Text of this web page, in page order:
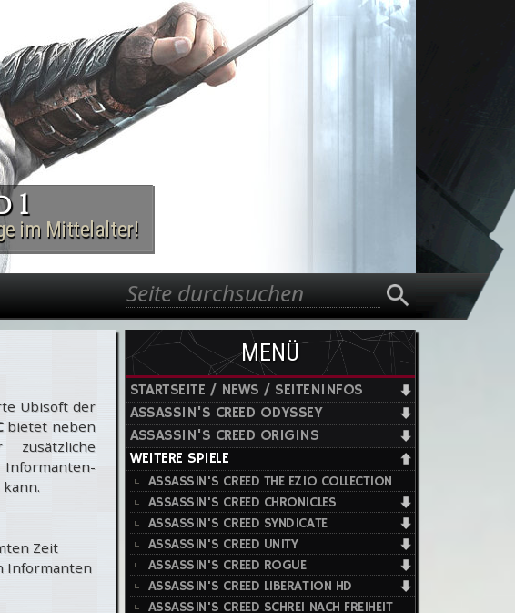
1
im Mittelalter!
Suchformular
Suche
Ubisoft der
bietet neben
Informanten-
Zeit
Informanten
MENÜ
STARTSEITE / NEWS / SEITENINFOS
ASSASSIN'S CREED ODYSSEY
ASSASSIN'S CREED ORIGINS
WEITERE SPIELE
ASSASSIN'S CREED THE EZIO COLLECTION
ASSASSIN'S CREED CHRONICLES
ASSASSIN'S CREED SYNDICATE
ASSASSIN'S CREED UNITY
ASSASSIN'S CREED ROGUE
ASSASSIN'S CREED LIBERATION HD
ASSASSIN'S CREED SCHREI NACH FREIHEIT